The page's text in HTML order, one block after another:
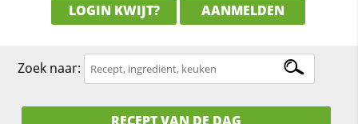
LOGIN KWIJT? AANMELDEN
Zoek naar: